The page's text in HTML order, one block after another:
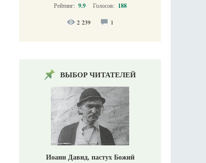
Рейтинг: 9.9 Голосов: 188
2 239 1
ВЫБОР ЧИТАТЕЛЕЙ
Иоанн Давид, пастух Божий